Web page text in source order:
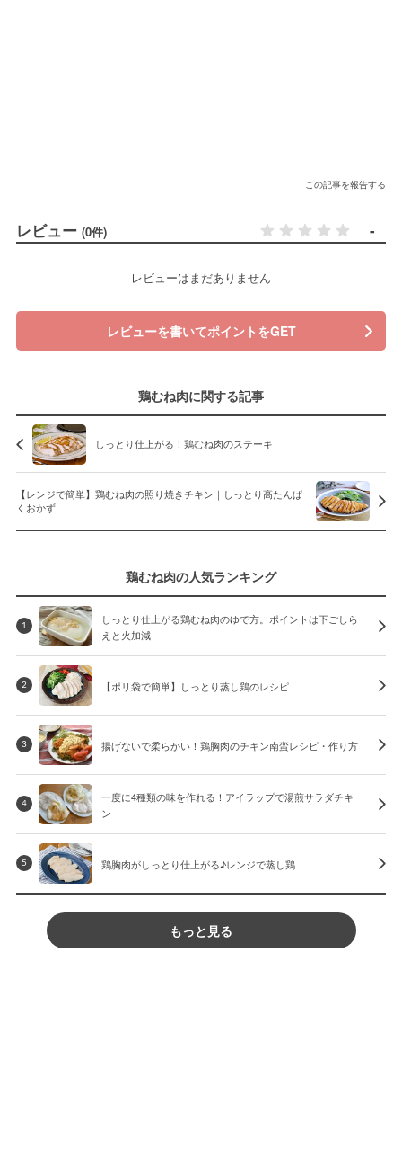
この記事を報告する
レビュー (0件) -
レビューはまだありません
レビューを書いてポイントをGET
鶏むね肉に関する記事
しっとり仕上がる！鶏むね肉のステーキ
【レンジで簡単】鶏むね肉の照り焼きチキン｜しっとり高たんぱ
くおかず
鶏むね肉の人気ランキング
1
しっとり仕上がる鶏むね肉のゆで方。ポイントは下ごしら
えと火加減
2 【ポリ袋で簡単】しっとり蒸し鶏のレシピ
3 揚げないで柔らかい！鶏胸肉のチキン南蛮レシピ・作り方
4
一度に4種類の味を作れる！アイラップで湯煎サラダチキ
ン
5 鶏胸肉がしっとり仕上がる♪レンジで蒸し鶏
もっと見る